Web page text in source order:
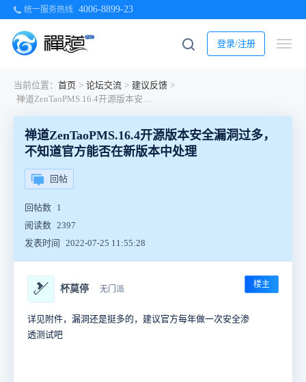
统一服务热线 4006-8899-23
登录/注册
当前位置： 首页 > 论坛交流 > 建议反馈 >
禅道ZenTaoPMS.16.4开源版本安全漏洞过多，不知道官方能否在新版本中处理
禅道ZenTaoPMS.16.4开源版本安全漏洞过多，
不知道官方能否在新版本中处理
回帖
回帖数 1
阅读数 2397
发表时间
2022-07-25 11:55:28
🎿 杯莫停 无门派 楼主
详见附件，漏洞还是挺多的，建议官方每年做一次安全渗
透测试吧